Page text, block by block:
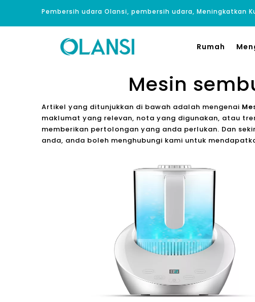
Pembersih udara Olansi, pembersih udara, Meningkatkan
Rumah
Mesin
Artikel yang ditunjukkan di bawah adalah mengenai
maklumat yang relevan, nota yang digunakan, atau
memberikan pertolongan yang anda perlukan. Dan
anda, anda boleh menghubungi kami untuk